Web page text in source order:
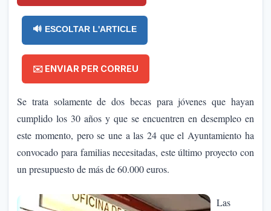
🔊 ESCOLTAR L'ARTICLE
✉️ ENVIAR PER CORREU
Se trata solamente de dos becas para jóvenes que hayan
cumplido los 30 años y que se encuentren en desempleo en
este momento, pero se une a las 24 que el Ayuntamiento ha
convocado para familias necesitadas, este último proyecto con
un presupuesto de más de 60.000 euros.
Las